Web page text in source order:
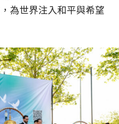
為世界注入和平與希望